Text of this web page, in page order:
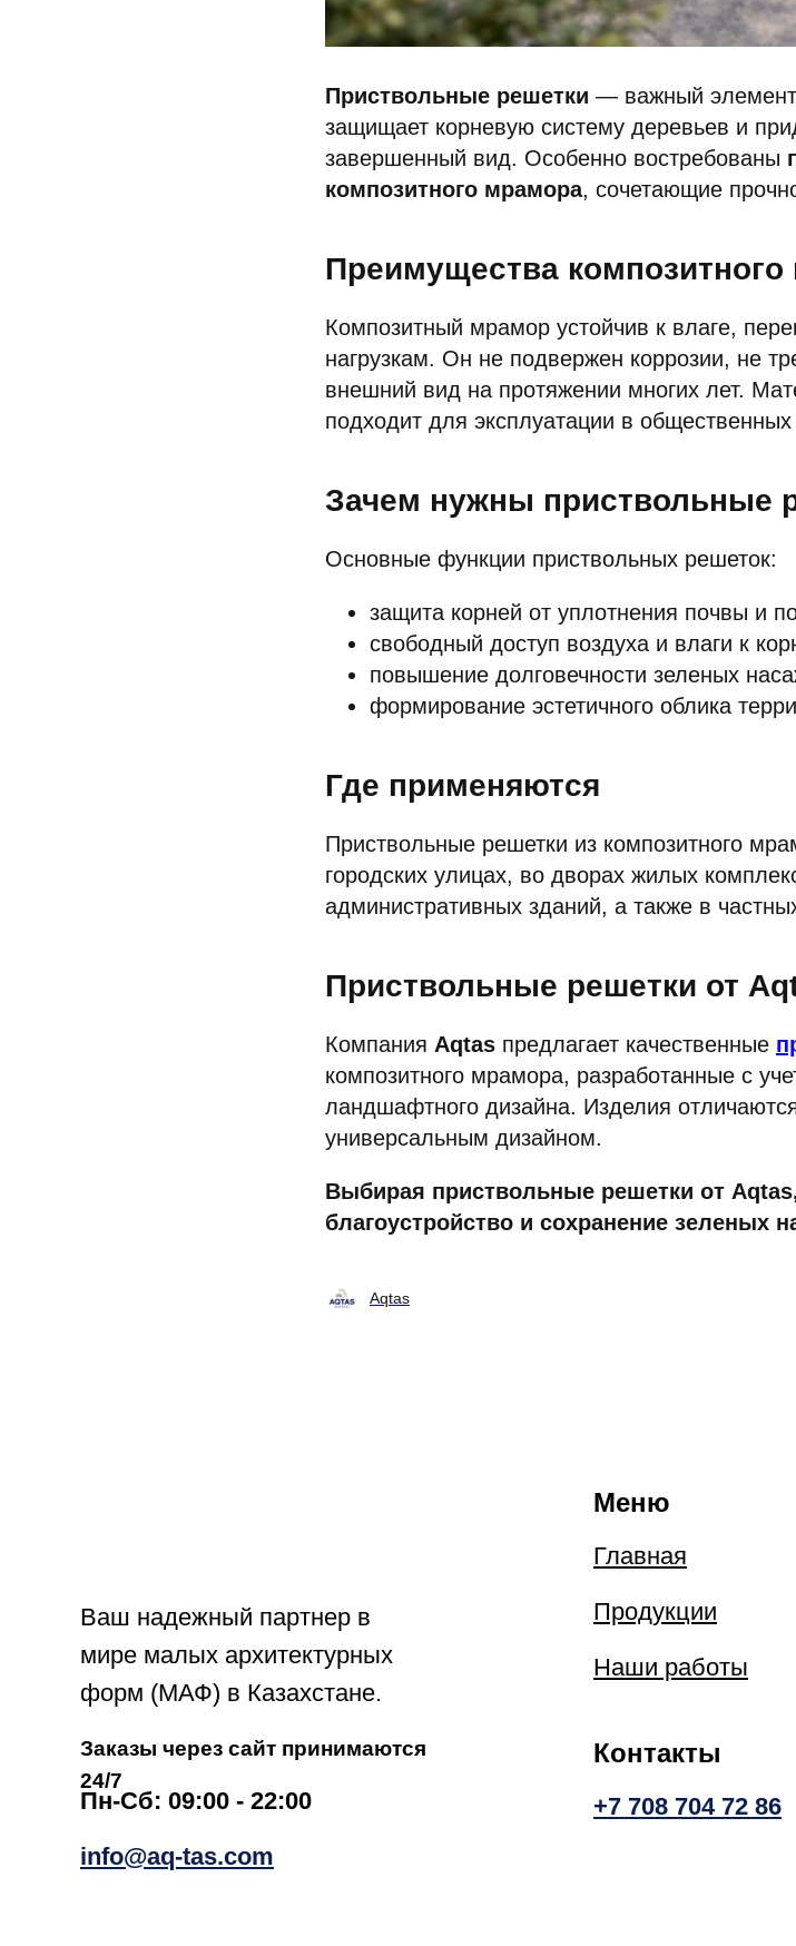
Приствольные решетки — важный элемент
защищает корневую систему деревьев и
завершенный вид. Особенно востребованы
композитного мрамора, сочетающие
Преимущества
Композитный мрамор устойчив к влаге,
нагрузкам. Он не подвержен коррозии, не
внешний вид на протяжении многих лет.
подходит для эксплуатации в общественных
Зачем нужны приствольные
Основные функции приствольных решеток:
защита корней от уплотнения почвы и
свободный доступ воздуха и влаги к
повышение долговечности зеленых
формирование эстетичного облика
Где применяются
Приствольные решетки из композитного
городских улицах, во дворах жилых
административных зданий, а также в
Приствольные решетки от
Компания Aqtas предлагает качественные
композитного мрамора, разработанные с
ландшафтного дизайна. Изделия
универсальным дизайном.
Выбирая приствольные решетки от
благоустройство и сохранение зеленых
Aqtas
Меню
Ваш надежный партнер в
мире малых архитектурных
форм (МАФ) в Казахстане.
Главная
Продукции
Наши работы
Контакты
+7 708 704 72 86
Заказы через сайт принимаются
24/7
Пн-Сб: 09:00 - 22:00
info@aq-tas.com